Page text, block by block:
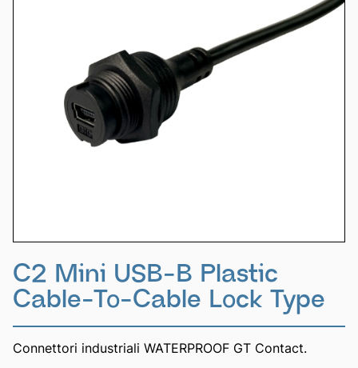
C2 Mini USB-B Plastic
Cable-To-Cable Lock Type
Connettori industriali WATERPROOF GT Contact.